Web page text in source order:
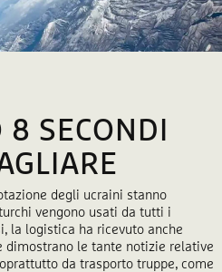
SECONDI
degli ucraini stanno
vengono usati da tutti i
la logistica ha ricevuto anche
dimostrano le tante notizie relative
da trasporto truppe, come